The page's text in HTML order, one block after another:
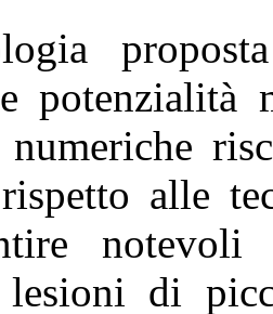
potenzialità
alle
lesioni di